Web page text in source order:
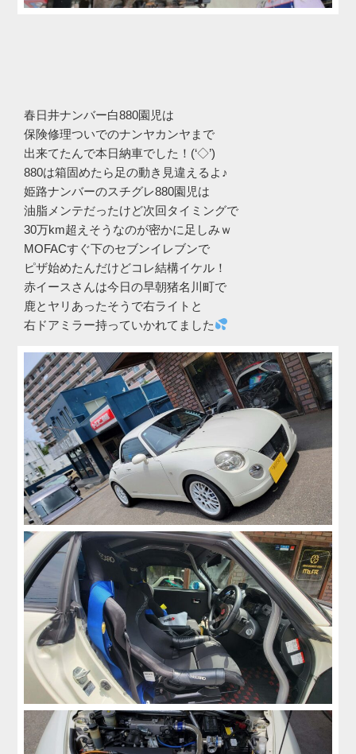
春日井ナンバー白880園児は
保険修理ついでのナンヤカンヤまで
出来てたんで本日納車でした！(‘◇’)ゞ
880は箱固めたら足の動き見違えるよ♪
姫路ナンバーのスチグレ880園児は
油脂メンテだったけど次回タイミングで
30万km超えそうなのが密かに足しみｗ
MOFACすぐ下のセブンイレブンで
ピザ始めたんだけどコレ結構イケル！
赤イースさんは今日の早朝猪名川町で
鹿とヤリあったそうで右ライトと
右ドアミラー持っていかれてました